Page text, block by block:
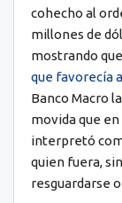
cohecho al
millones de
mostrando que
que favorecía
Banco Macro
movida que
interpretó
quien fuera,
resguardarse